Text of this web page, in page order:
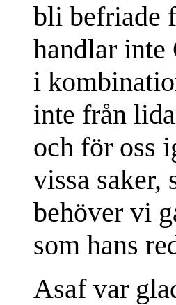
bli befriade
handlar inte
i
inte från
och för oss
vissa saker,
behöver vi
som hans
Asaf var